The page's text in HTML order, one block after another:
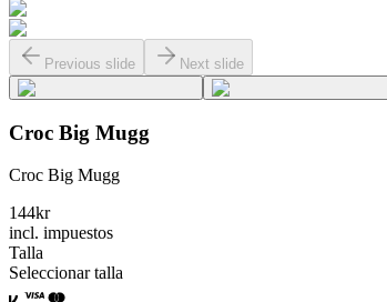
Previous slide Next slide
Croc Big Mugg
Croc Big Mugg
144kr
incl. impuestos
Talla
Seleccionar talla